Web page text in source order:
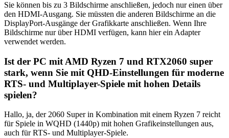
Sie können bis zu 3 Bildschirme anschließen, jedoch nur einen über
den HDMI-Ausgang. Sie müssten die anderen Bildschirme an die
DisplayPort-Ausgänge der Grafikkarte anschließen. Wenn Ihre
Bildschirme nur über HDMI verfügen, kann hier ein Adapter
verwendet werden.
Ist der PC mit AMD Ryzen 7 und RTX2060 super
stark, wenn Sie mit QHD-Einstellungen für moderne
RTS- und Multiplayer-Spiele mit hohen Details
spielen?
Hallo, ja, der 2060 Super in Kombination mit einem Ryzen 7 reicht
für Spiele in WQHD (1440p) mit hohen Grafikeinstellungen aus,
auch für RTS- und Multiplayer-Spiele.